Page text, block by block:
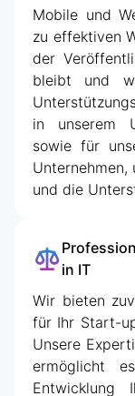
Mobile und
zu effektiven
der
bleibt und
in unserem
sowie für
und die
in IT
Wir bieten
für Ihr Start-
Unsere
ermöglicht
Entwicklung